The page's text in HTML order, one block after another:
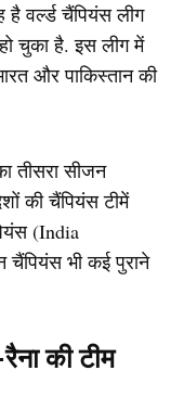
वर्ल्ड चैंपियंस लीग
चुका है. इस लीग में
और पाकिस्तान की
तीसरा सीजन
की चैंपियंस टीमें
(India
चैंपियंस भी कई पुराने
की टीम